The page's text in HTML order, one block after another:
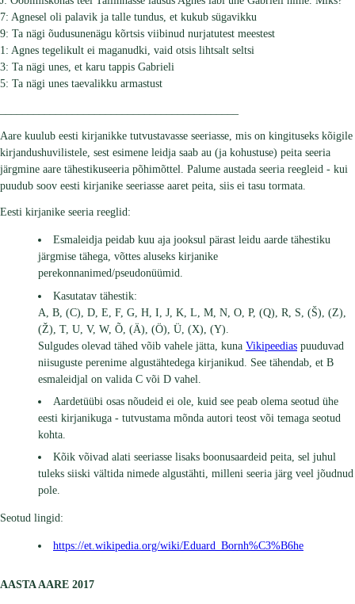
7: Agnesel oli palavik ja talle tundus, et kukub sügavikku
9: Ta nägi õudusunenägu kõrtsis viibinud nurjatutest meestest
1: Agnes tegelikult ei maganudki, vaid otsis lihtsalt seltsi
3: Ta nägi unes, et karu tappis Gabrieli
5: Ta nägi unes taevalikku armastust
Aare kuulub eesti kirjanikke tutvustavasse seeriasse, mis on kingituseks kõigile
kirjandushuvilistele, sest esimene leidja saab au (ja kohustuse) peita seeria
järgmine aare tähestikuseeria põhimõttel. Palume austada seeria reegleid - kui
puudub soov eesti kirjanike seeriasse aaret peita, siis ei tasu tormata.
Eesti kirjanike seeria reeglid:
Esmaleidja peidab kuu aja jooksul pärast leidu aarde tähestiku
järgmise tähega, võttes aluseks kirjanike
perekonnanimed/pseudonüümid.
Kasutatav tähestik:
A, B, (C), D, E, F, G, H, I, J, K, L, M, N, O, P, (Q), R, S, (Š), (Z),
(Ž), T, U, V, W, Õ, (Ä), (Ö), Ü, (X), (Y).
Sulgudes olevad tähed võib vahele jätta, kuna Vikipeedias puuduvad
niisuguste perenime algustähtedega kirjanikud. See tähendab, et B
esmaleidjal on valida C või D vahel.
Aardetüübi osas nõudeid ei ole, kuid see peab olema seotud ühe
eesti kirjanikuga - tutvustama mõnda autori teost või temaga seotud
kohta.
Kõik võivad alati seeriasse lisaks boonusaardeid peita, sel juhul
tuleks siiski vältida nimede algustähti, milleni seeria järg veel jõudnud
pole.
Seotud lingid:
https://et.wikipedia.org/wiki/Eduard_Bornh%C3%B6he
AASTA AARE 2017